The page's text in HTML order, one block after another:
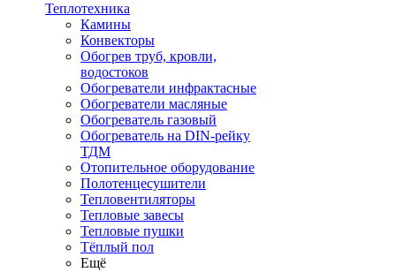
Теплотехника
Камины
Конвекторы
Обогрев труб, кровли,
водостоков
Обогреватели инфрактасные
Обогреватели масляные
Обогреватель газовый
Обогреватель на DIN-рейку
ТДМ
Отопительное оборудование
Полотенцесушители
Тепловентиляторы
Тепловые завесы
Тепловые пушки
Тёплый пол
Ещё